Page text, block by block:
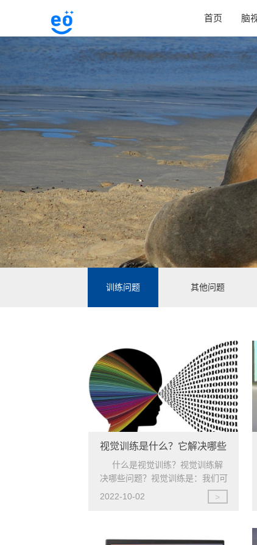
首页 脑
训练问题 其他问题
视觉训练是什么？它解决哪些
问题？
什么是视觉训练？视觉训练解
决哪些问题？视觉训练是：我们可
能听说、甚至体验过康复训练。而
视觉训练（也称为视觉康复训练，
2022-10-02 >